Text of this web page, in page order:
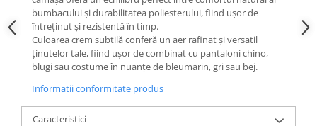
bumbacului și durabilitatea poliesterului, fiind ușor de
întreținut și rezistentă în timp.
Culoarea crem subtilă conferă un aer rafinat și versatil
ținutelor tale, fiind ușor de combinat cu pantaloni chino,
blugi sau costume în nuanțe de bleumarin, gri sau bej.
Informatii conformitate produs
Caracteristici